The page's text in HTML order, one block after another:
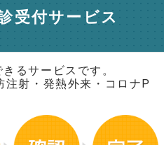
受付サービス
るサービスです。
注射・発熱外来・コロナP